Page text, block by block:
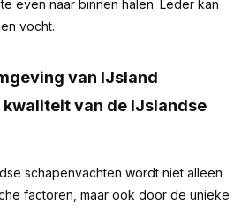
even naar binnen halen. Leder kan
vocht.
van IJsland
van de IJslandse
schapenvachten wordt niet alleen
factoren, maar ook door de unieke